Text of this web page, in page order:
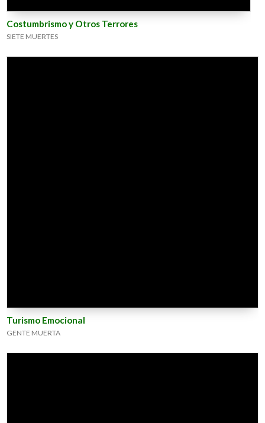
Costumbrismo y Otros Terrores
SIETE MUERTES
Turismo Emocional
GENTE MUERTA